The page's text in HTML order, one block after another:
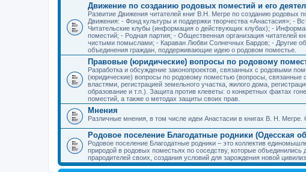
Движение по созданию родовых поместий и его
Развитие Движения читателей книг В.Н. Мегре по созданию родовых
Движения: - Фонд культуры и поддержки творчества «Анастасия»; -
Читательские клубы (информация о действующих клубах); -
поместий; - Родная партия; - Общественная организация читателей
чистыми помыслами; - Караван Любви Солнечных Бардов; - Другие
объединения граждан, поддерживающие идею о родовом поместье.
Правовые (юридические) вопросы по родовому
Разработка и обсуждение законопроектов, связанных с родовыми
(юридические) вопросы по родовому поместью (вопросы,
властями, регистрацией земельного участка, жилого дома,
образование и т.п.). Защита против клеветы: о конкретных фактах
поместий, а также о методах защиты своих прав.
Мнения
Различные мнения, в том числе идеи Анастасии в книгах В. Н. Мегре.
Родовое поселение Благодатные родники (Одесская
Родовое поселение Благодатные родники – это коллектив
природой в родовых поместьях по соседству, которые объединились
прародителей своих, создания условий для зарождения новой